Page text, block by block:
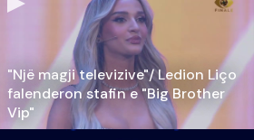
"Një magji televizive"/ Ledion Liço
falenderon stafin e "Big Brother
Vip"